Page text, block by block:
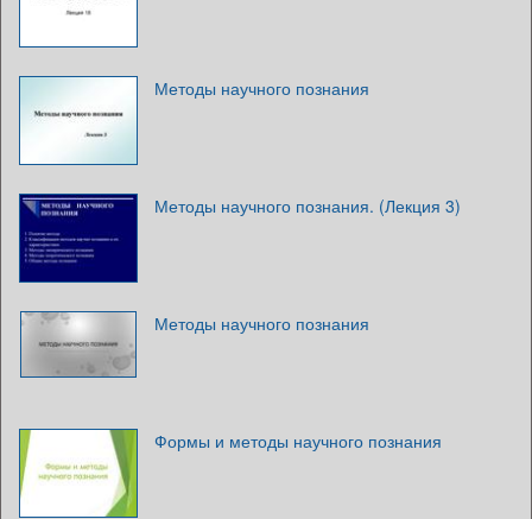
Методы научного познания
Методы научного познания. (Лекция 3)
Методы научного познания
Формы и методы научного познания